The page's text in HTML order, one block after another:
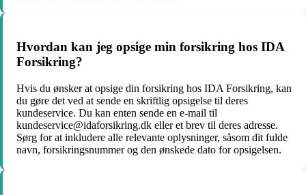
Hvordan kan jeg opsige min forsikring hos IDA
Forsikring?
Hvis du ønsker at opsige din forsikring hos IDA Forsikring, kan
du gøre det ved at sende en skriftlig opsigelse til deres
kundeservice. Du kan enten sende en e-mail til
kundeservice@idaforsikring.dk eller et brev til deres adresse.
Sørg for at inkludere alle relevante oplysninger, såsom dit fulde
navn, forsikringsnummer og den ønskede dato for opsigelsen.